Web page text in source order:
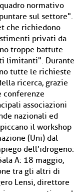
normativo
sul settore".
che richiedono
privati da
troppe battute
limitanti". Durante
tutte le richieste
ricerca, grazie
conferenze
associazioni
nazionali ed
il workshop
(Uni) dal
dell’idrogeno:
A: 18 maggio,
tra gli altri di
Lensi, direttore